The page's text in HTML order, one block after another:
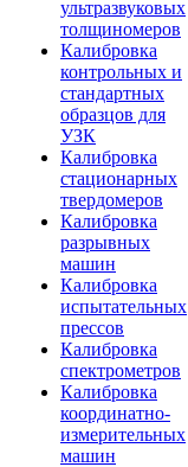
ультразвуковых
толщиномеров
Калибровка
контрольных и
стандартных
образцов для
УЗК
Калибровка
стационарных
твердомеров
Калибровка
разрывных
машин
Калибровка
испытательных
прессов
Калибровка
спектрометров
Калибровка
координатно-
измерительных
машин